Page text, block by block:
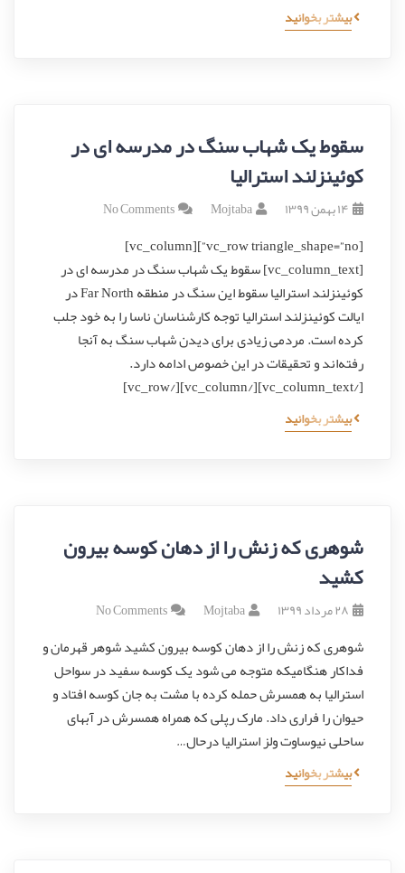
بیشتر بخوانید
سقوط یک شهاب سنگ در مدرسه ای در
کوئینزلند استرالیا
۱۴ بهمن ۱۳۹۹ Mojtaba
No Comments
[vc_row triangle_shape=”no”][vc_column]
[vc_column_text] سقوط یک شهاب سنگ در مدرسه ای در
کوئینزلند استرالیا سقوط این سنگ در منطقه Far North در
ایالت کوئینزلند استرالیا توجه کارشناسان ناسا را به خود جلب
کرده است. مردمی زیادی برای دیدن شهاب سنگ به آنجا
رفته‌اند و تحقیقات در این خصوص ادامه دارد.
[/vc_column_text][/vc_column][/vc_row]
بیشتر بخوانید
شوهری که زنش را از دهان کوسه بیرون
کشید
۲۸ مرداد ۱۳۹۹ Mojtaba
No Comments
شوهری که زنش را از دهان کوسه بیرون کشید شوهر قهرمان و
فداکار هنگامیکه متوجه می شود یک کوسه سفید در سواحل
استرالیا به همسرش حمله کرده با مشت به جان کوسه افتاد و
حیوان را فراری داد. مارک رپلی که همراه همسرش در آبهای
ساحلی نیوساوت ولز استرالیا درحال…
بیشتر بخوانید